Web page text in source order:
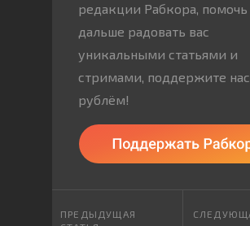
редакции Рабкора, помочь
дальше радовать вас
уникальными статьями и
стримами, поддержите нас
рублём!